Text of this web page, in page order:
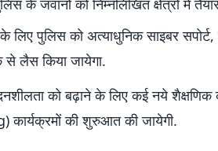
के जवानों को निम्नलिखित क्षेत्रों में
लिए पुलिस को अत्याधुनिक साइबर
लैस किया जायेगा.
को बढ़ाने के लिए कई नये शैक्षणिक
कार्यक्रमों की शुरुआत की जायेगी.